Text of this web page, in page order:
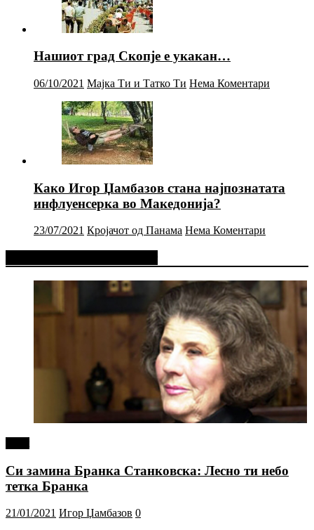
Нашиот град Скопје е укакан…
06/10/2021 Мајка Ти и Татко Ти Нема Коментари
Како Игор Џамбазов стана најпознатата
инфлуенсерка во Македонија?
23/07/2021 Кројачот од Панама Нема Коментари
Си замина Бранка Станковска: Лесно ти небо
тетка Бранка
21/01/2021 Игор Џамбазов 0